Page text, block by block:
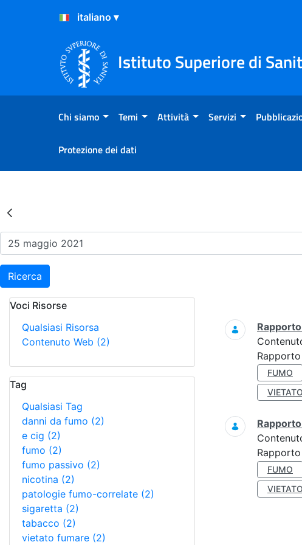
Salta al Contenuto
Salta al Footer
Istituto Superiore di
Chi siamo Temi Attività Servizi
Protezione dei dati
Risultati della Ricerca - Eventi
Ricerca
Voci Risorse
Qualsiasi Risorsa
Contenuto Web (2)
Tag
Qualsiasi Tag
danni da fumo (2)
e cig (2)
fumo (2)
fumo passivo (2)
nicotina (2)
patologie fumo-correlate (2)
sigaretta (2)
tabacco (2)
vietato fumare (2)
Ricerca
FUMO
FUMO